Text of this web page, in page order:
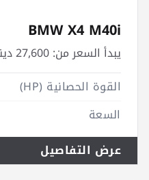
BMW X4 M40i
يبدأ السعر من:
القوة الحصانية (HP)
السعة
عرض التفاصيل